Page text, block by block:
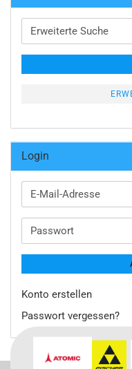
Erweiterte
Suche
Login
E-
Mail-
Passwort
Konto erstellen
Passwort vergessen?